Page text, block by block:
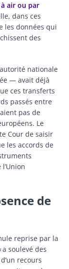
air ou par
dans ces
les données qui
des
nationale
— avait déjà
ces transferts
passés entre
pas de
Le
Cour de saisir
les accords de
de
reprise par la
soulevé des
recours